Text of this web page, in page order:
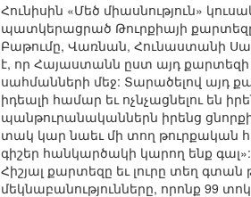
Հունիսին «Մեծ միասնություն»
պատկերացրած Թուրքիայի
Բաթումը, Վառնան, Հունաստանի
է, որ Հայաստանն ըստ այդ քարտեզի
սահմանների մեջ: Տարածելով այդ
իդեալի համար եւ ոչնչացնելու են
պանթուրանականներն իրենց
տակ կար նաեւ մի տող թուրքական
գիշեր հանկարծակի կարող ենք
Հիշյալ քարտեզը եւ լուրը տեղ
մեկնաբանությունները, որոնք 99